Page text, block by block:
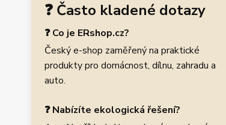
❓ Často kladené dotazy
❓ Co je ERshop.cz?
Český e-shop zaměřený na praktické
produkty pro domácnost, dílnu, zahradu a
auto.
❓ Nabízíte ekologická řešení?